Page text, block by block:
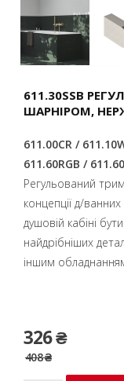
611.30SSB
ШАРНІРОМ,
611.00CR /
611.60RGB /
Регульований
концепції д/
душовій кабіні
найдрібніших
іншим
326 ₴
408 ₴